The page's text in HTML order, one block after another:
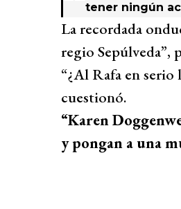
tener ningún
La recordada
regio Sepúlveda”,
“¿Al Rafa en serio
cuestionó.
“Karen
y pongan a una